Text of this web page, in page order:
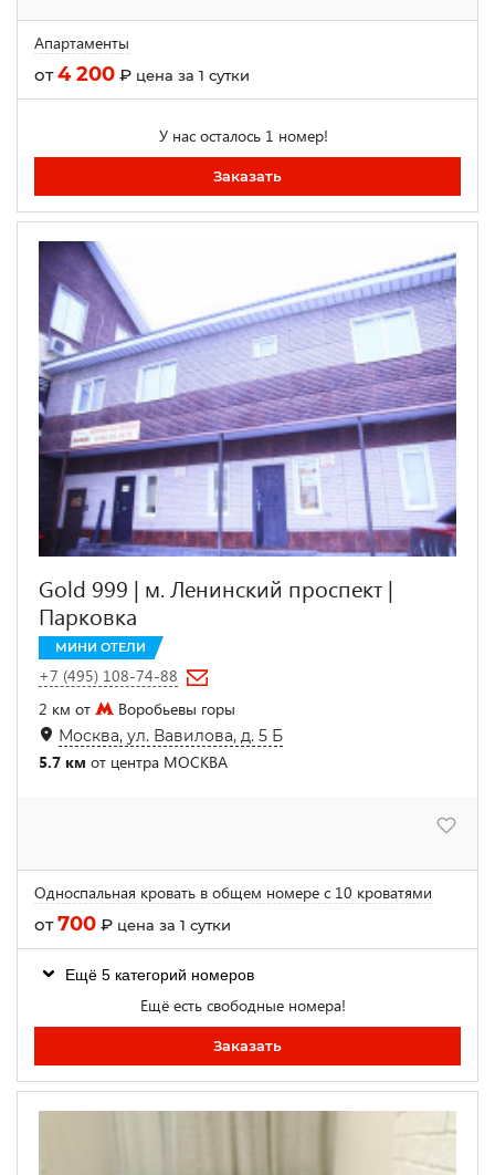
Апартаменты
от4 200 ₽ цена за 1 сутки
У нас осталось 1 номер!
Заказать
Gold 999 | м. Ленинский проспект |
Парковка
МИНИ ОТЕЛИ
+7 (495) 108-74-88
2 км от
Воробьевы горы
Москва, ул. Вавилова, д. 5 Б
5.7 км от центра МОСКВА
Односпальная кровать в общем номере с 10 кроватями
от700 ₽ цена за 1 сутки
Ещё 5 категорий номеров
Ещё есть свободные номера!
Заказать